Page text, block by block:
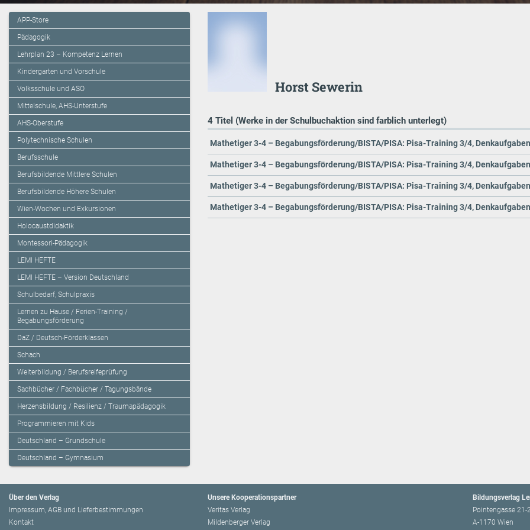
APP-Store
Pädagogik
Lehrplan 23 – Kompetenz Lernen
Kindergarten und Vorschule
Volksschule und ASO
Mittelschule, AHS-Unterstufe
AHS-Oberstufe
Polytechnische Schulen
Berufsschule
Berufsbildende Mittlere Schulen
Berufsbildende Höhere Schulen
Wien-Wochen und Exkursionen
Holocaustdidaktik
Montessori-Pädagogik
LEMI HEFTE
LEMI HEFTE – Version Deutschland
Schulbedarf, Schulpraxis
Lernen zu Hause / Ferien-Training /
Begabungsförderung
DaZ / Deutsch-Förderklassen
Schach
Weiterbildung / Berufsreifeprüfung
Sachbücher / Fachbücher / Tagungsbände
Herzensbildung / Resilienz / Traumapädagogik
Programmieren mit Kids
Deutschland – Grundschule
Deutschland – Gymnasium
Horst Sewerin
4 Titel (Werke in der Schulbuchaktion sind farblich unterlegt)
Mathetiger 3-4 – Begabungsförderung/BISTA/PISA: Pisa-Training 3/4,
Mathetiger 3-4 – Begabungsförderung/BISTA/PISA: Pisa-Training 3/4,
Mathetiger 3-4 – Begabungsförderung/BISTA/PISA: Pisa-Training 3/4,
Mathetiger 3-4 – Begabungsförderung/BISTA/PISA: Pisa-Training 3/4,
Über den Verlag
Impressum, AGB und Lieferbestimmungen
Kontakt
Unsere Kooperationspartner
Veritas Verlag
Mildenberger Verlag
Bildungsverlag
Pointengasse 21-
A-1170 Wien